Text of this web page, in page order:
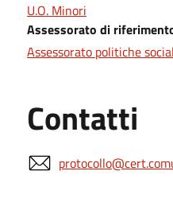
U.O. Minori
Assessorato di
Assessorato politiche
Contatti